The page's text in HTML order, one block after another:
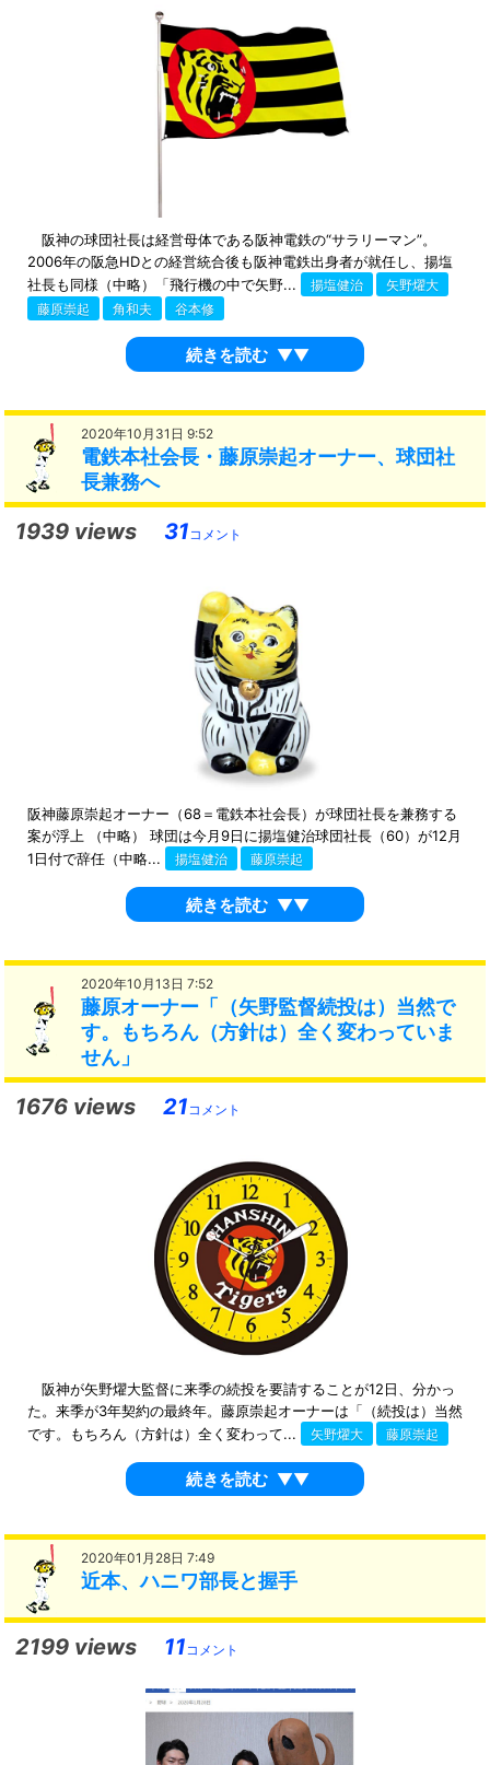
阪神の球団社長は経営母体である阪神電鉄の“サラリーマン”。
2006年の阪急HDとの経営統合後も阪神電鉄出身者が就任し、揚塩
社長も同様（中略）「飛行機の中で矢野...
揚塩健治
矢野燿大
藤原崇起
角和夫 谷本修
続きを読む ▼▼
2020年10月31日 9:52
電鉄本社会長・藤原崇起オーナー、球団社
長兼務へ
1939 views 31コメント
阪神藤原崇起オーナー（68＝電鉄本社会長）が球団社長を兼務する
案が浮上 （中略） 球団は今月9日に揚塩健治球団社長（60）が12月
1日付で辞任（中略...
揚塩健治 藤原崇起
続きを読む ▼▼
2020年10月13日 7:52
藤原オーナー「（矢野監督続投は）当然で
す。もちろん（方針は）全く変わっていま
せん」
1676 views 21 コメント
阪神が矢野燿大監督に来季の続投を要請することが12日、分かっ
た。来季が3年契約の最終年。藤原崇起オーナーは「（続投は）当然
です。もちろん（方針は）全く変わって...
矢野燿大 藤原崇起
続きを読む ▼▼
2020年01月28日 7:49
近本、ハニワ部長と握手
2199 views 11コメント